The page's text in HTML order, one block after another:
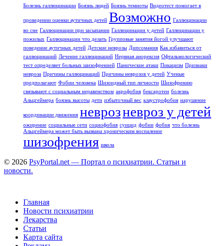
Болезнь галлюцинации Боязнь людей Боязнь темноты Видеотест помогает в
проведении оценки аутичных детей Возможно Галлюцинации
во сне Галлюцинации при засыпании Галлюцинации у детей Галлюцинации у
пожилых Галлюцинации что делать Групповые занятия йогой улучшают
поведение аутичных детей Детские неврозы Дипсомания Как избавиться от
галлюцинаций Лечение галлюцинаций Нервная анорексия Офтальмологический
тест определяет больных шизофренией Панические атаки Пикацизм Признаки
невроза Причины галлюцинаций Причины неврозов у детей Ученые
предполагают Фобии человека Шизоидный тип личности Шизофрению
связывают с социальным неравенством акрофобия бексаротен болезнь
Альцгеймера боязнь высоты дети избыточный вес клаустрофобия нарушение
координации движения неврозневроз у детей
ожирение социальные сети социофобия суицид фобии фобия что болезнь
Альцгеймера может быть вызвана хроническим воспаление
шизофрения школа
© 2026 PsyPortal.net — Портал о психиатрии. Статьи и
новости.
Главная
Новости психиатрии
Лекарства
Статьи
Карта сайта